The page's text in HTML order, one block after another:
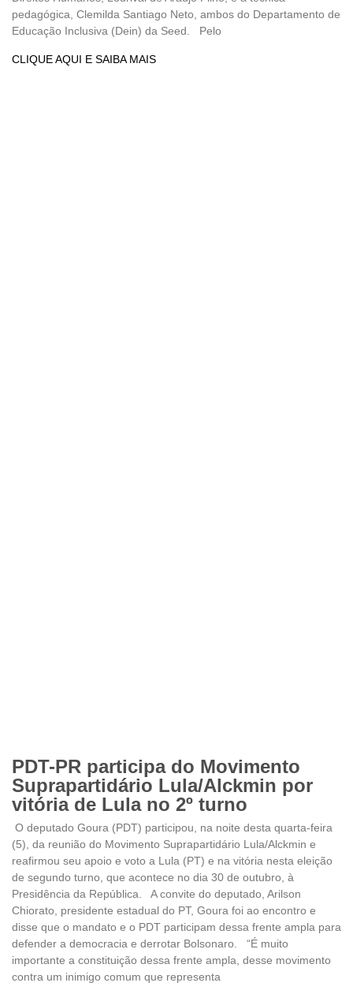
pedagógica, Clemilda Santiago Neto, ambos do Departamento de
Educação Inclusiva (Dein) da Seed. Pelo
CLIQUE AQUI E SAIBA MAIS
PDT-PR participa do Movimento
Suprapartidário Lula/Alckmin por
vitória de Lula no 2º turno
O deputado Goura (PDT) participou, na noite desta quarta-feira
(5), da reunião do Movimento Suprapartidário Lula/Alckmin e
reafirmou seu apoio e voto a Lula (PT) e na vitória nesta eleição
de segundo turno, que acontece no dia 30 de outubro, à
Presidência da República. A convite do deputado, Arilson
Chiorato, presidente estadual do PT, Goura foi ao encontro e
disse que o mandato e o PDT participam dessa frente ampla para
defender a democracia e derrotar Bolsonaro. “É muito
importante a constituição dessa frente ampla, desse movimento
contra um inimigo comum que representa